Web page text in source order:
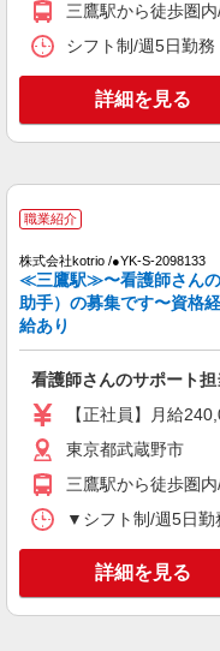
の研修
時
武
派遣社員
株式会社kotrio /●TC-H-
＜高時
き方を
時
キープ
派遣社員
株式会社kotrio /●TC-H-
≪三鷹
戦！シ
時
通費全
三鷹駅から徒歩圏
シフト制/週5日勤
詳細を見る
職業紹介
株式会社kotrio /●YK-S-2098133
≪三鷹駅≫〜看護師さん
助手）の募集です〜資格
給あり
看護師さんのサポート
【正社員】月給
東京都武蔵野市
三鷹駅から徒歩圏
▼シフト制/週5日
詳細を見る